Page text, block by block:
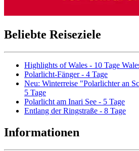
Beliebte Reiseziele
Highlights of Wales - 10 Tage
Polarlicht-Fänger - 4 Tage
Neu: Winterreise "Polarlichter an
5 Tage
Polarlicht am Inari See - 5 Tage
Entlang der Ringstraße - 8 Tage
Informationen